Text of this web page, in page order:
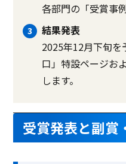
各部門の「受賞事
結果発表
2025年12月下旬を
口」特設ページお
します。
受賞発表と副賞